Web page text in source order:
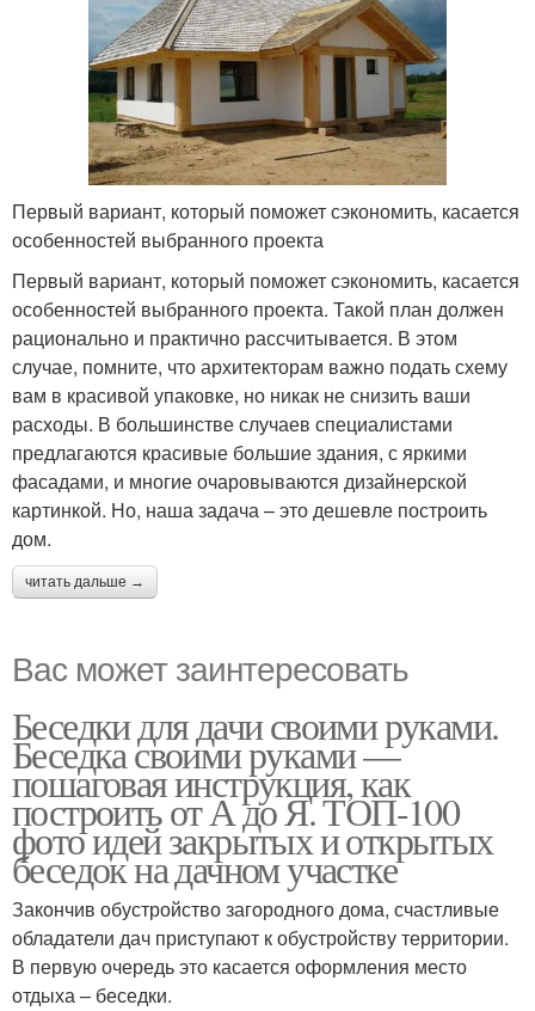
Первый вариант, который поможет сэкономить, касается
особенностей выбранного проекта
Первый вариант, который поможет сэкономить, касается
особенностей выбранного проекта. Такой план должен
рационально и практично рассчитывается. В этом
случае, помните, что архитекторам важно подать схему
вам в красивой упаковке, но никак не снизить ваши
расходы. В большинстве случаев специалистами
предлагаются красивые большие здания, с яркими
фасадами, и многие очаровываются дизайнерской
картинкой. Но, наша задача – это дешевле построить
дом.
читать дальше →
Вас может заинтересовать
Беседки для дачи своими руками.
Беседка своими руками —
пошаговая инструкция, как
построить от А до Я. ТОП-100
фото идей закрытых и открытых
беседок на дачном участке
Закончив обустройство загородного дома, счастливые
обладатели дач приступают к обустройству территории.
В первую очередь это касается оформления место
отдыха – беседки.